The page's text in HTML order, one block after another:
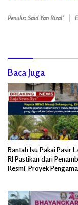
Penulis: Said Yan Rizal"
Baca Juga
Bantah Isu Pakai Pasir
RI Pastikan dari
Resmi, Proyek